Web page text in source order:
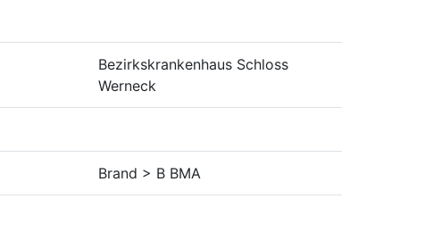
Bezirkskrankenhaus Schloss
Werneck
Brand > B BMA